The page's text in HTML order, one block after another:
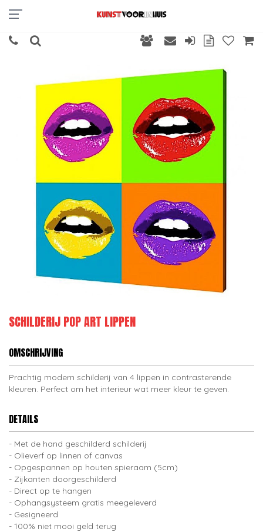
SCHILDERIJ POP ART LIPPEN
OMSCHRIJVING
Prachtig modern schilderij van 4 lippen in contrasterende
kleuren. Perfect om het interieur wat meer kleur te geven.
DETAILS
Met de hand geschilderd schilderij
Olieverf op linnen of canvas
Opgespannen op houten spieraam (5cm)
Zijkanten doorgeschilderd
Direct op te hangen
Ophangsysteem gratis meegeleverd
Gesigneerd
100% niet mooi geld terug